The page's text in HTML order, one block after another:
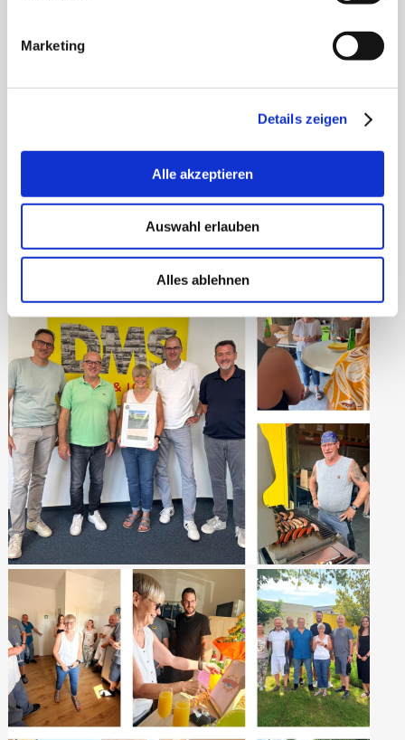
Marketing
Details zeigen
Alle akzeptieren
Auswahl erlauben
Alles ablehnen